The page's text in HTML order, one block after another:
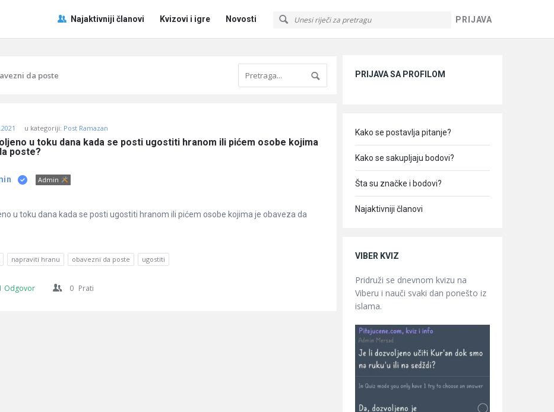
PRIJAVA
Pitaj
Učene
Navigacija
Najaktivniji članovi Kvizovi i igre Novosti
da poste
u kategoriji: Post Ramazan
u toku dana kada se posti ugostiti hranom ili pićem osobe kojima
poste?
Admin
u toku dana kada se posti ugostiti hranom ili pićem osobe kojima je obaveza da
napraviti hranu obavezni da poste ugostiti
Odgovor 0 Prati
PRIJAVA SA PROFILOM
Kako se postavlja pitanje?
Kako se sakupljaju bodovi?
Šta su značke i bodovi?
Najaktivniji članovi
VIBER KVIZ
Pridruži se dnevnom kvizu na
Viberu i nauči svaki dan ponešto iz
islama.